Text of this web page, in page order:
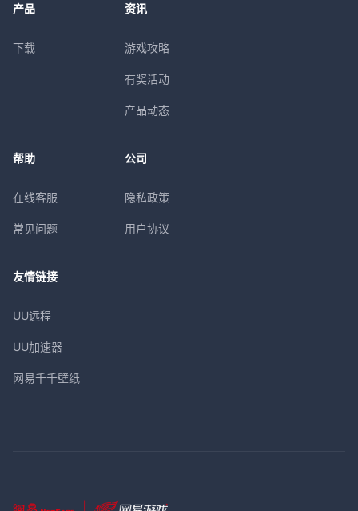
产品
下载
资讯
游戏攻略
有奖活动
产品动态
帮助
在线客服
常见问题
公司
隐私政策
用户协议
友情链接
UU远程
UU加速器
网易千千壁纸